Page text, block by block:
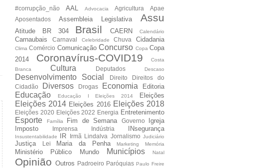
#corrupção_não AAL Advocacia Agricultura
Apae
Aposentados
Assembleia Legislativa Assu
Atitude BR 304 Brasil CAERN Calendário
Carnaubais Carnaval Celebridade Chuva Cidadania
Clima Comércio Comunicação Concurso Copa Copa
2014
Coronavírus-COVID19
Costa
Branca
Cultura Deputados Descaso
Desenvolvimento Social Direito
Direitos do
Cidadão
Diversos Drogas Economia Editoria
Educação Educação I Eleições 2014 Eleições
Eleições 2014 Eleições 2016 Eleições 2018
Eleições 2020 Eleições 2022 Energia Entretenimento
Esporte Família Fim de Semana Governo
Igreja
Imposto
Imprensa Indústria INsegurança
Insustentabilidade IR Irmã Lindalva Jornalismo Judiciário
Justiça Lei Maria da Penha Marketing Memória
Ministério Público Mundo Municípios Natal
Opinião Outros Padroeiro Paróquias Paulo Freire